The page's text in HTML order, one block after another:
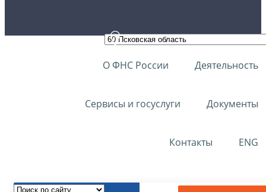
О ФНС России Деятельность
Сервисы и госуслуги Документы
Контакты ENG